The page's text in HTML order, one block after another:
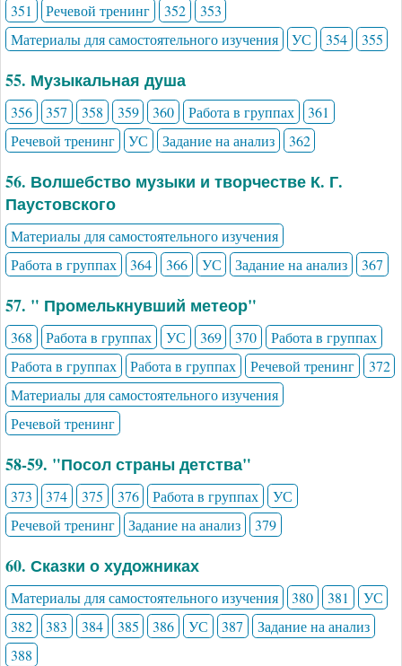
351
Речевой тренинг 352
353
Материалы для самостоятельного изучения
УС 354 355
55. Музыкальная душа
356 357 358 359 360 Работа в группах
361
Речевой тренинг
УС Задание на анализ 362
56. Волшебство музыки и творчестве К. Г.
Паустовского
Материалы для самостоятельного изучения
Работа в группах
364 366 УС Задание на анализ 367
57. " Промелькнувший метеор"
368 Работа в группах УС 369 370
Работа в группах
Работа в группах
Работа в группах Речевой тренинг
372
Материалы для самостоятельного изучения
Речевой тренинг
58-59. "Посол страны детства"
373 374 375 376 Работа в группах
УС
Речевой тренинг
Задание на анализ 379
60. Сказки о художниках
Материалы для самостоятельного изучения 380 381
УС
382
383 384 385 386 УС 387
Задание на анализ
388